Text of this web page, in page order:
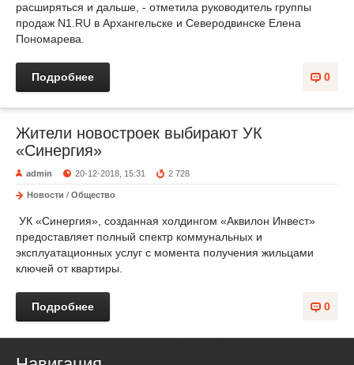
расширяться и дальше, - отметила руководитель группы
продаж N1.RU в Архангельске и Северодвинске Елена
Пономарева.
0
Подробнее
Жители новостроек выбирают УК
«Синергия»
admin 20-12-2018, 15:31 2 728
Новости / Общество
УК «Синергия», созданная холдингом «Аквилон Инвест»
предоставляет полный спектр коммунальных и
эксплуатационных услуг с момента получения жильцами
ключей от квартиры.
0
Подробнее